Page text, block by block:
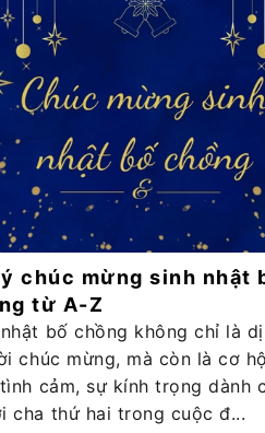
chúc mừng sinh nhật
từ A-Z
bố chồng không chỉ là
chúc mừng, mà còn là cơ
cảm, sự kính trọng dành
cha thứ hai trong cuộc đ...